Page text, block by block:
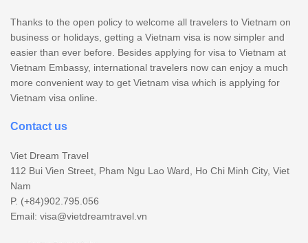
Thanks to the open policy to welcome all travelers to Vietnam on
business or holidays, getting a Vietnam visa is now simpler and
easier than ever before. Besides applying for visa to Vietnam at
Vietnam Embassy, international travelers now can enjoy a much
more convenient way to get Vietnam visa which is applying for
Vietnam visa online.
Contact us
Viet Dream Travel
112 Bui Vien Street, Pham Ngu Lao Ward, Ho Chi Minh City, Viet
Nam
P. (+84)902.795.056
Email: visa@vietdreamtravel.vn